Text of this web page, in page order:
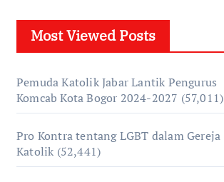
Most Viewed Posts
Pemuda Katolik Jabar Lantik Pengurus
Komcab Kota Bogor 2024-2027 (57,011)
Pro Kontra tentang LGBT dalam Gereja
Katolik (52,441)